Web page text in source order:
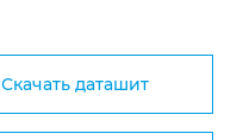
Скачать даташит